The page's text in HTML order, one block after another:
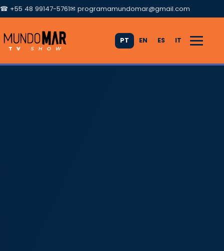
☎ +55 48 99147-5761✉ programamundomar@gmail.com
PT EN ES IT